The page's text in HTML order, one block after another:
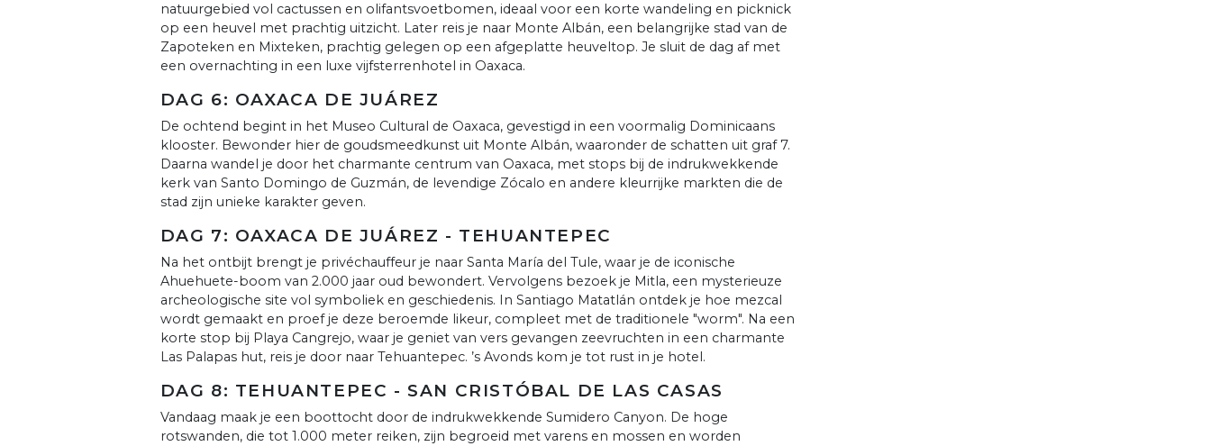
natuurgebied vol cactussen en olifantsvoetbomen, ideaal voor een korte wandeling en picknick
op een heuvel met prachtig uitzicht. Later reis je naar Monte Albán, een belangrijke stad van de
Zapoteken en Mixteken, prachtig gelegen op een afgeplatte heuveltop. Je sluit de dag af met
een overnachting in een luxe vijfsterrenhotel in Oaxaca.
DAG 6: OAXACA DE JUÁREZ
De ochtend begint in het Museo Cultural de Oaxaca, gevestigd in een voormalig Dominicaans
klooster. Bewonder hier de goudsmeedkunst uit Monte Albán, waaronder de schatten uit graf 7.
Daarna wandel je door het charmante centrum van Oaxaca, met stops bij de indrukwekkende
kerk van Santo Domingo de Guzmán, de levendige Zócalo en andere kleurrijke markten die de
stad zijn unieke karakter geven.
DAG 7: OAXACA DE JUÁREZ - TEHUANTEPEC
Na het ontbijt brengt je privéchauffeur je naar Santa María del Tule, waar je de iconische
Ahuehuete-boom van 2.000 jaar oud bewondert. Vervolgens bezoek je Mitla, een mysterieuze
archeologische site vol symboliek en geschiedenis. In Santiago Matatlán ontdek je hoe mezcal
wordt gemaakt en proef je deze beroemde likeur, compleet met de traditionele "worm". Na een
korte stop bij Playa Cangrejo, waar je geniet van vers gevangen zeevruchten in een charmante
Las Palapas hut, reis je door naar Tehuantepec. ’s Avonds kom je tot rust in je hotel.
DAG 8: TEHUANTEPEC - SAN CRISTÓBAL DE LAS CASAS
Vandaag maak je een boottocht door de indrukwekkende Sumidero Canyon. De hoge
rotswanden, die tot 1.000 meter reiken, zijn begroeid met varens en mossen en worden